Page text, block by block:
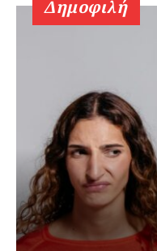
Δημοφιλή